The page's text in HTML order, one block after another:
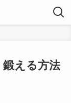
える方法